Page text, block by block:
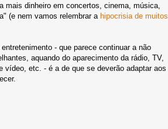
dinheiro em concertos, cinema, música,
(e nem vamos relembrar a hipocrisia de muitos
- que parece continuar a não
aquando do aparecimento da rádio, TV,
vídeo, etc. - é a de que se deverão adaptar aos